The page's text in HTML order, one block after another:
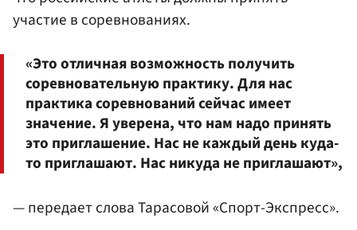
участие в соревнованиях.
«Это отличная возможность получить
соревновательную практику. Для нас
практика соревнований сейчас имеет
значение. Я уверена, что нам надо принять
это приглашение. Нас не каждый день куда-
то приглашают. Нас никуда не приглашают»,
— передает слова Тарасовой «Спорт-Экспресс».